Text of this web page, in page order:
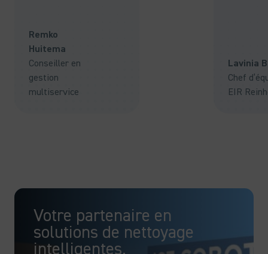
Remko
Huitema
Conseiller en
gestion
multiservice
Lavinia
Chef
EIR
Votre partenaire en
solutions de nettoyage
intelligentes.